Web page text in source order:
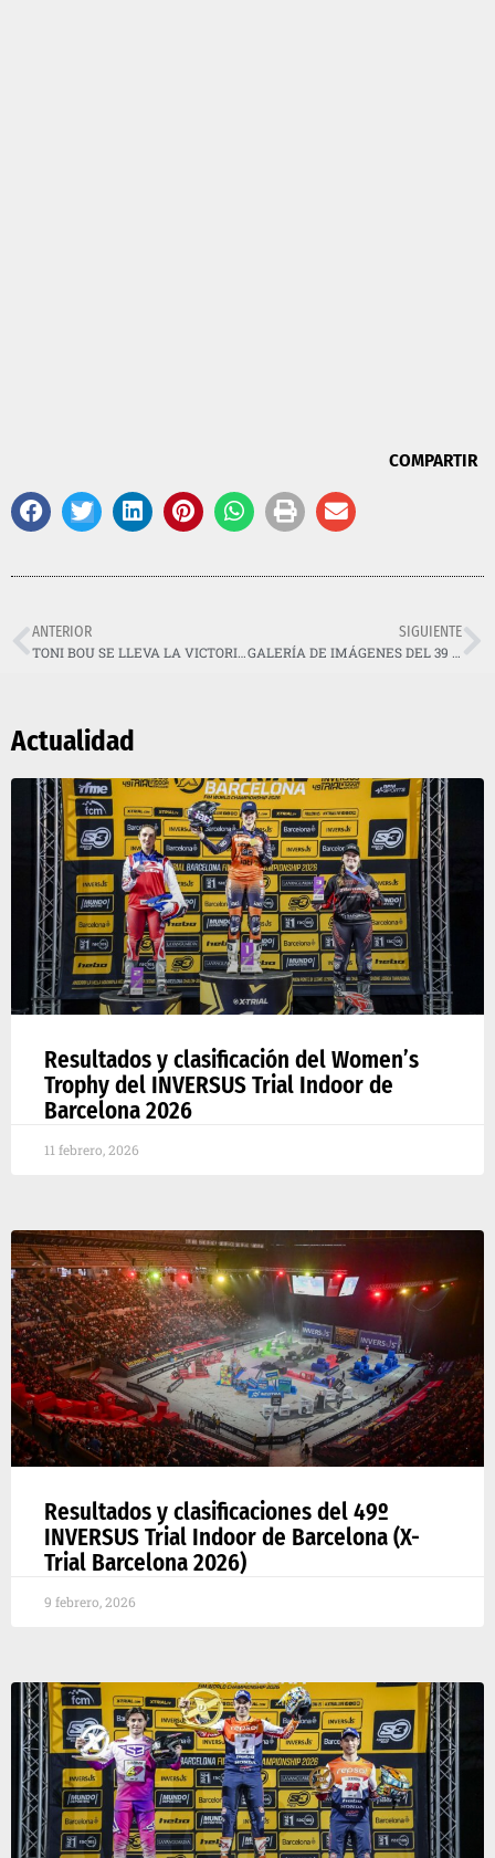
COMPARTIR
ANTERIOR
TONI BOU SE LLEVA LA VICTORIA EN EL TRIAL INDOOR DE BARCELONA Y PONE EL MUNDIAL AL ROJO VIVO
SIGUIENTE
GALERÍA DE IMÁGENES DEL 39 TRIAL INDOOR DE BARCELONA
Actualidad
Resultados y clasificación del Women’s
Trophy del INVERSUS Trial Indoor de
Barcelona 2026
11 febrero, 2026
Resultados y clasificaciones del 49º
INVERSUS Trial Indoor de Barcelona (X-
Trial Barcelona 2026)
9 febrero, 2026